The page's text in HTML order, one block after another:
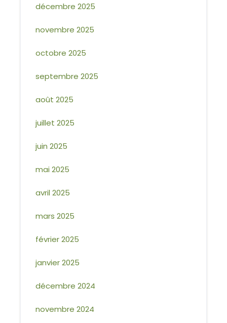
décembre 2025
novembre 2025
octobre 2025
septembre 2025
août 2025
juillet 2025
juin 2025
mai 2025
avril 2025
mars 2025
février 2025
janvier 2025
décembre 2024
novembre 2024